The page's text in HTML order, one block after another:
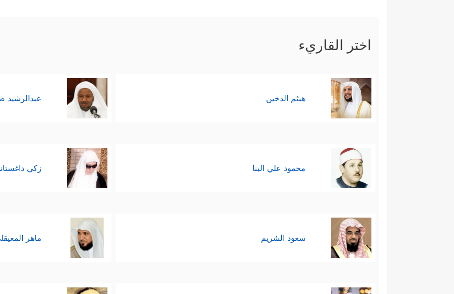
اختر القاريء
هيثم الدخين عبدالرشيد
محمود علي البنا زكي
سعود الشريم ماهر